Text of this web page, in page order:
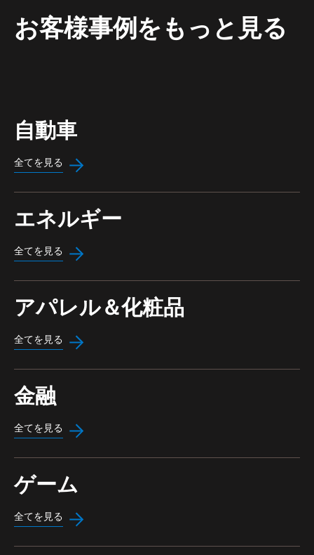
お客様事例をもっと見る
自動車
全てを見る
エネルギー
全てを見る
アパレル＆化粧品
全てを見る
金融
全てを見る
ゲーム
全てを見る